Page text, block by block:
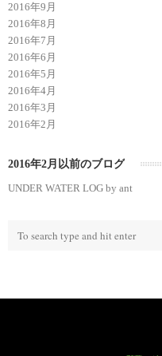
2016年9月
2016年8月
2016年7月
2016年6月
2016年5月
2016年4月
2016年3月
2016年2月
2016年2月以前のブログ
UNDER WATER LOG by ant